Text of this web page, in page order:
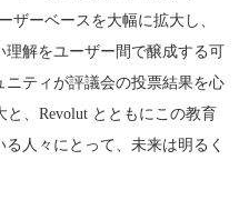
ザーベースを大幅に拡大し、
解をユーザー間で醸成する可
ティが評議会の投票結果を心
、Revolut とともにこの教育
人々にとって、未来は明るく